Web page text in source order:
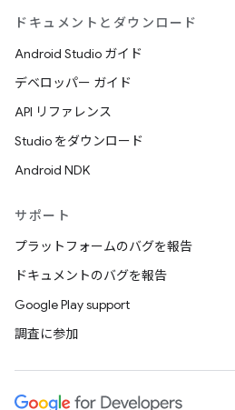
ドキュメントとダウンロード
Android Studio ガイド
デベロッパー ガイド
API リファレンス
Studio をダウンロード
Android NDK
サポート
プラットフォームのバグを報告
ドキュメントのバグを報告
Google Play support
調査に参加